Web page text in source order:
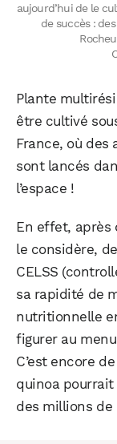
aujourd’hui de le
de succès :
Plante
être cultivé
France, où des
sont lancés
l’espace !
En effet, après
le considère,
CELSS
sa rapidité de
nutritionnelle
figurer au
C’est encore
quinoa
des millions de